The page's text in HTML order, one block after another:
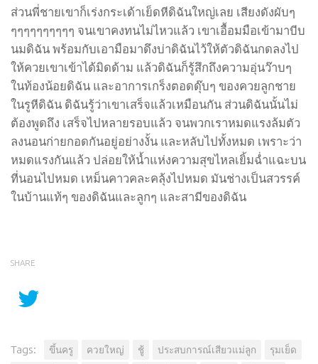
ส่วนพี่ชายเขาก็เร่งกระเด้าเย็ดหีดิฉันใหญ่เลย เสียงดังผับๆ
ๆๆๆๆๆๆๆๆๆๆ จนเขาคงทนไม่ไหวแล้ว เขาเอื้อมมือเข้ามาบีบ
นมดิฉัน พร้อมกับเอามือมาดึงบ่าดิฉันไว้ให้ตัวดิฉันกดลงไป
ให้ควยเขาเข้าได้มิดด้าม แล้วดิฉันก็รู้สึกถึงความอุ่นว๊าบๆ
ในท้องน้อยดิฉัน และอาการเกร็งตอดดุ๊บๆ ของควยลูกชาย
ในรูหีดิฉัน ดิฉันรู้ว่าเขาเสร็จแล้วเหมือนกัน ส่วนดิฉันนั้นไม่
ต้องพูดถึง เสร็จไปหลายรอบแล้ว จนพวกเราหมดแรงล้มตัว
ลงนอนก่ายกอดกันอยู่อย่างงั้น และหลับไปทั้งหมด เพราะว่า
หมดแรงกันแล้ว ปล่อยให้น้ำแห่งความสุขไหลเยิ้มฉ่ำแฉะบน
ที่นอนไปหมด เหม็นคาวคละคลุ้งไปหมด มันช่างเป็นสวรรค์
ในบ้านแท้ๆ ของดิฉันและลูกๆ และสามีของดิฉัน
SHARE
Tags: ขึ้นครู ควยใหญ่ ชู้ ประสบการณ์เสียวแม่ลูก
รุมเย็ด